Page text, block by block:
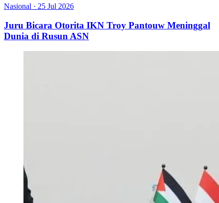
Nasional · 25 Jul 2026
Juru Bicara Otorita IKN Troy Pantouw Meninggal
Dunia di Rusun ASN